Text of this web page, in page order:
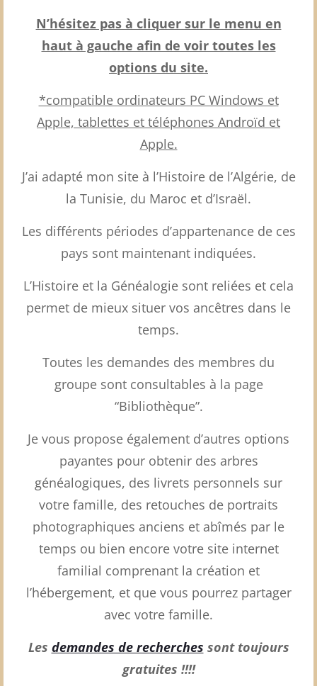
N’hésitez pas à cliquer sur le menu en
haut à gauche afin de voir toutes les
options du site.
*compatible ordinateurs PC Windows et
Apple, tablettes et téléphones Androïd et
Apple.
J’ai adapté mon site à l’Histoire de l’Algérie, de
la Tunisie, du Maroc et d’Israël.
Les différents périodes d’appartenance de ces
pays sont maintenant indiquées.
L’Histoire et la Généalogie sont reliées et cela
permet de mieux situer vos ancêtres dans le
temps.
Toutes les demandes des membres du
groupe sont consultables à la page
“Bibliothèque”.
Je vous propose également d’autres options
payantes pour obtenir des arbres
généalogiques, des livrets personnels sur
votre famille, des retouches de portraits
photographiques anciens et abîmés par le
temps ou bien encore votre site internet
familial comprenant la création et
l’hébergement, et que vous pourrez partager
avec votre famille.
Les demandes de recherches sont toujours
gratuites !!!!